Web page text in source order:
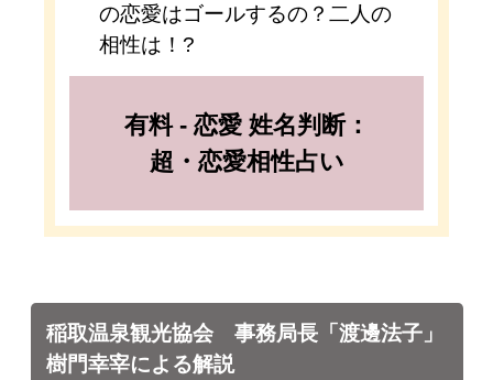
の恋愛はゴールするの？二人の
相性は！?
有料 - 恋愛 姓名判断：
超・恋愛相性占い
稲取温泉観光協会 事務局長「渡邊法子」
樹門幸宰による解説